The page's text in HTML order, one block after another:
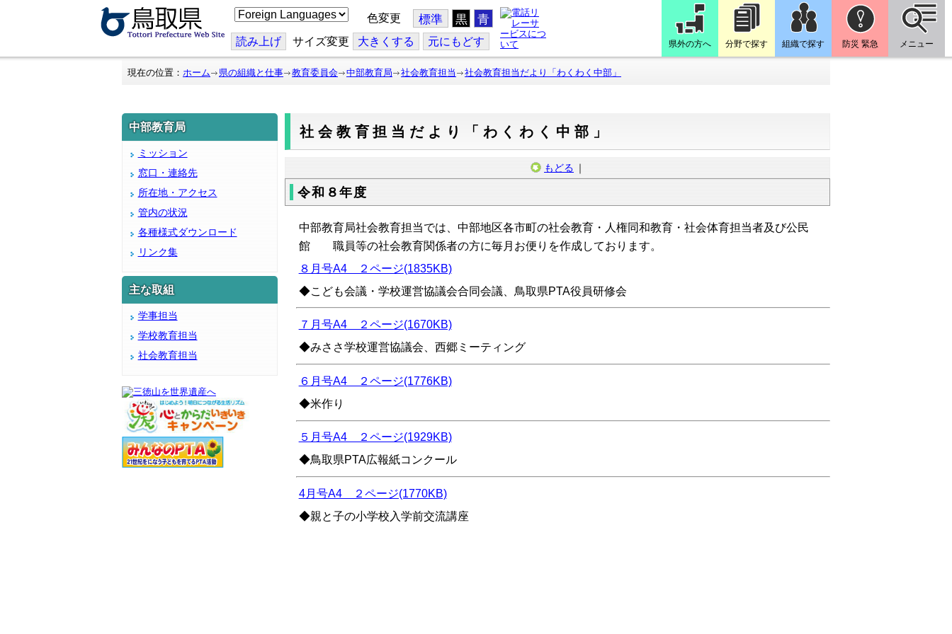
こ
の
ジ
を
翻
色変更 標準 黒 青
読み上げ サイズ変更 大きくする 元にもどす 県外の方へ 分野で探す 組織で探す 防災 緊急 メニュー
現在の位置： ホーム 県の組織と仕事 教育委員会 中部教育局 社会教育担当 社会教育担当だより「わくわく中部」
中部教育局
ミッション
窓口・連絡先
所在地・アクセス
管内の状況
各種様式ダウンロード
リンク集
主な取組
学事担当
学校教育担当
社会教育担当
社会教育担当だより「わくわく中部」
もどる ｜
令和８年度
中部教育局社会教育担当では、中部地区各市町の社会教育・人権同和教育・社会体育担当者及び公民
館 職員等の社会教育関係者の方に毎月お便りを作成しております。
８月号A4 ２ページ(1835KB)
◆こども会議・学校運営協議会合同会議、鳥取県PTA役員研修会
７月号A4 ２ページ(1670KB)
◆みささ学校運営協議会、西郷ミーティング
６月号A4 ２ページ(1776KB)
◆米作り
５月号A4 ２ページ(1929KB)
◆鳥取県PTA広報紙コンクール
4月号A4 ２ページ(1770KB)
◆親と子の小学校入学前交流講座